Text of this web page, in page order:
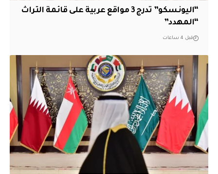
“اليونسكو” تدرج 3 مواقع عربية على قائمة التراث
“المهدد”
قبل 4 ساعات